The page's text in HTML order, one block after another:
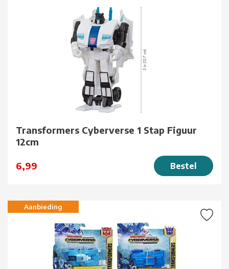
Transformers Cyberverse 1 Stap Figuur
12cm
6,99 Bestel
Aanbieding